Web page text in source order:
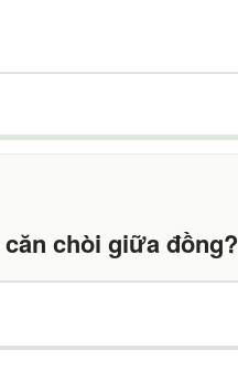
chòi giữa đồng?